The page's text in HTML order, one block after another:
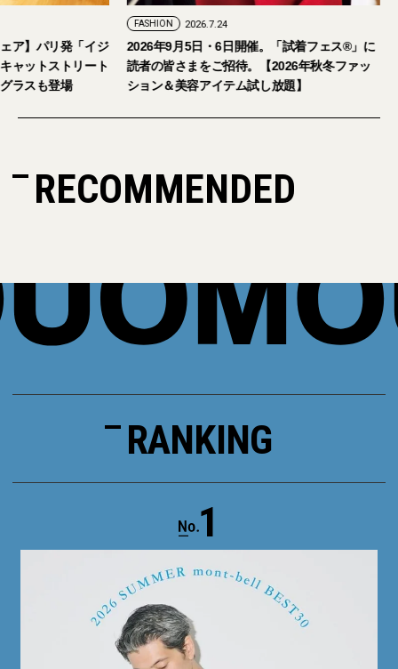
大人のアイウェア】パリ発「イジ
初の旗艦店をキャットストリート
日本限定サングラスも登場
FASHION
2026年9月5日・6日開催。「試着
読者の皆さまをご招待。【2026年
ション＆美容アイテム試し放題】
RECOMMENDED
RANKING
1